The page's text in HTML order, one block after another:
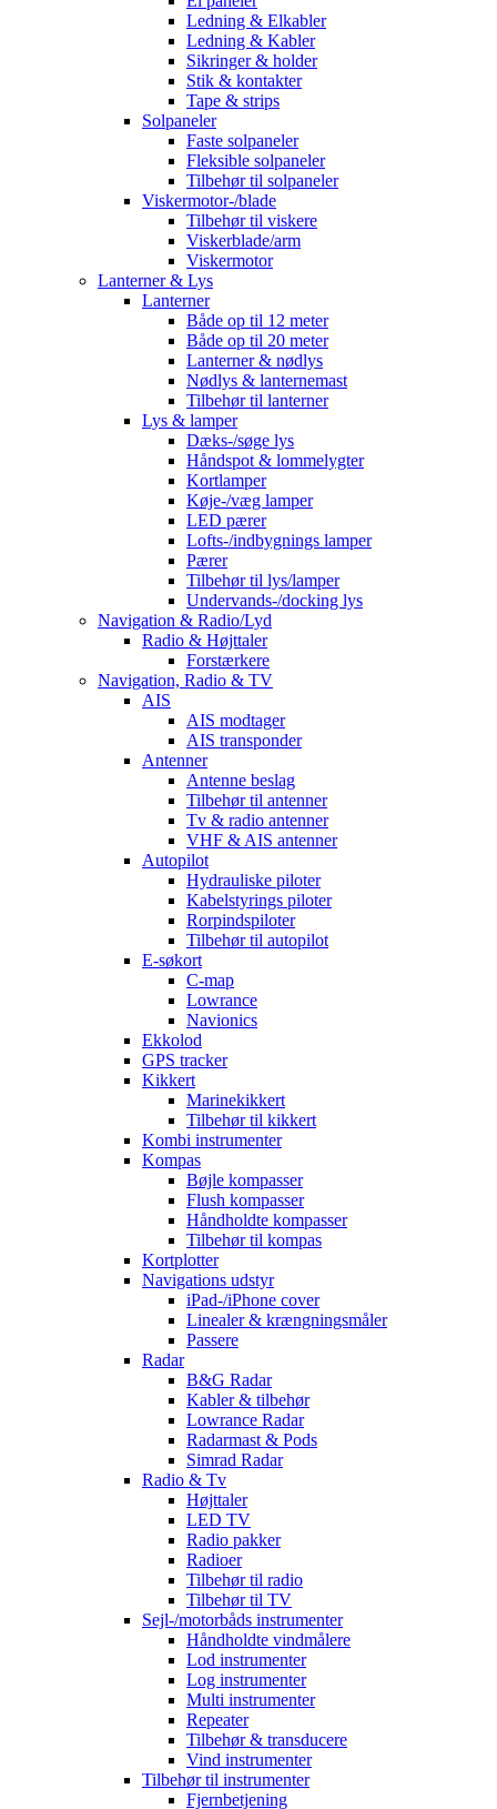
Ledning & Elkabler
Ledning & Kabler
Sikringer & holder
Stik & kontakter
Tape & strips
Solpaneler
Faste solpaneler
Fleksible solpaneler
Tilbehør til solpaneler
Viskermotor-/blade
Tilbehør til viskere
Viskerblade/arm
Viskermotor
Lanterner & Lys
Lanterner
Både op til 12 meter
Både op til 20 meter
Lanterner & nødlys
Nødlys & lanternemast
Tilbehør til lanterner
Lys & lamper
Dæks-/søge lys
Håndspot & lommelygter
Kortlamper
Køje-/væg lamper
LED pærer
Lofts-/indbygnings lamper
Pærer
Tilbehør til lys/lamper
Undervands-/docking lys
Navigation & Radio/Lyd
Radio & Højttaler
Forstærkere
Navigation, Radio & TV
AIS
AIS modtager
AIS transponder
Antenner
Antenne beslag
Tilbehør til antenner
Tv & radio antenner
VHF & AIS antenner
Autopilot
Hydrauliske piloter
Kabelstyrings piloter
Rorpindspiloter
Tilbehør til autopilot
E-søkort
C-map
Lowrance
Navionics
Ekkolod
GPS tracker
Kikkert
Marinekikkert
Tilbehør til kikkert
Kombi instrumenter
Kompas
Bøjle kompasser
Flush kompasser
Håndholdte kompasser
Tilbehør til kompas
Kortplotter
Navigations udstyr
iPad-/iPhone cover
Linealer & krængningsmåler
Passere
Radar
B&G Radar
Kabler & tilbehør
Lowrance Radar
Radarmast & Pods
Simrad Radar
Radio & Tv
Højttaler
LED TV
Radio pakker
Radioer
Tilbehør til radio
Tilbehør til TV
Sejl-/motorbåds instrumenter
Håndholdte vindmålere
Lod instrumenter
Log instrumenter
Multi instrumenter
Repeater
Tilbehør & transducere
Vind instrumenter
Tilbehør til instrumenter
Fjernbetjening